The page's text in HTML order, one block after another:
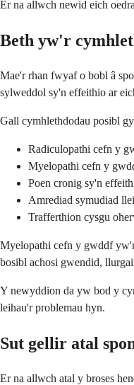
Er na allwch newid eich
Beth yw'r
Mae'r rhan fwyaf o bobl â
sylweddol sy'n effeithio ar
Gall cymhlethdodau posibl
Radiculopathi cefn y
Myelopathi cefn y
Poen cronig sy'n
Amrediad symudiad
Trafferthion cysgu
Myelopathi cefn y gwddf
bosibl achosi gwendid,
Y newyddion da yw bod y
leihau'r problemau hyn.
Sut gellir atal
Er na allwch atal y broses